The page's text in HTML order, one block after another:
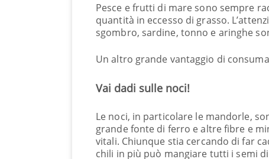
Pesce e frutti di mare sono sempre
quantità in eccesso di grasso.
sgombro, sardine, tonno e aringhe
Un altro grande vantaggio di
Vai dadi sulle noci!
Le noci, in particolare le mandorle,
grande fonte di ferro e altre fibre e
vitali. Chiunque stia cercando di far
chili in più può mangiare tutti i semi di